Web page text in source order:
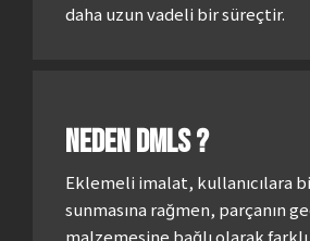
daha uzun vadeli bir süreçtir.
Neden DMLS ?
Eklemeli imalat, kullanıcılara
sunmasına rağmen, parçanın
malzemesine bağlı olarak